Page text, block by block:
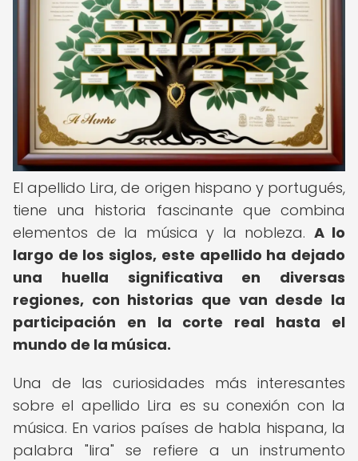
El apellido Lira, de origen hispano y portugués,
tiene una historia fascinante que combina
elementos de la música y la nobleza. A lo
largo de los siglos, este apellido ha dejado
una huella significativa en diversas
regiones, con historias que van desde la
participación en la corte real hasta el
mundo de la música.
Una de las curiosidades más interesantes
sobre el apellido Lira es su conexión con la
música. En varios países de habla hispana, la
palabra "lira" se refiere a un instrumento